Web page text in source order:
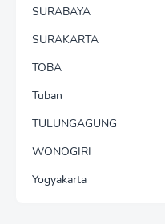
SURABAYA
SURAKARTA
TOBA
Tuban
TULUNGAGUNG
WONOGIRI
Yogyakarta